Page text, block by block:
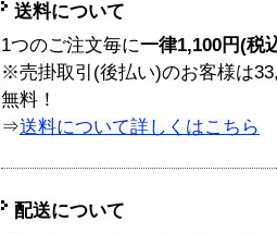
送料について
1つのご注文毎に一律1,100円(税
※売掛取引(後払い)のお客様は
無料！
⇒送料について詳しくはこちら
配送について